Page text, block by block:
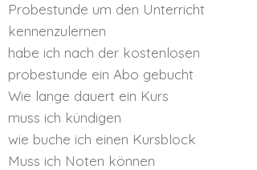
Probestunde um den Unterricht
kennenzulernen
habe ich nach der kostenlosen
probestunde ein Abo gebucht
Wie lange dauert ein Kurs
muss ich kündigen
wie buche ich einen Kursblock
Muss ich Noten können